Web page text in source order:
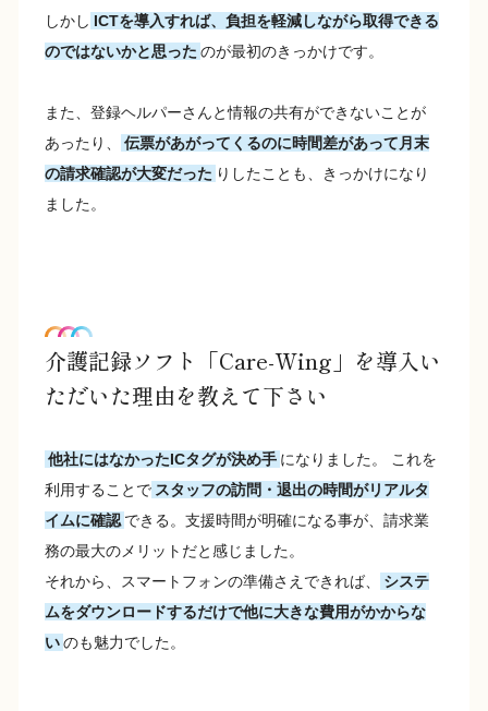
しかし ICTを導入すれば、負担を軽減しながら取得できる
のではないかと思った のが最初のきっかけです。
また、登録ヘルパーさんと情報の共有ができないことが
あったり、
伝票があがってくるのに時間差があって月末
の請求確認が大変だった りしたことも、きっかけになり
ました。
介護記録ソフト「Care-Wing」を導入い
ただいた理由を教えて下さい
他社にはなかったICタグが決め手 になりました。 これを
利用することで スタッフの訪問・退出の時間がリアルタ
イムに確認 できる。支援時間が明確になる事が、請求業
務の最大のメリットだと感じました。
それから、スマートフォンの準備さえできれば、
システ
ムをダウンロードするだけで他に大きな費用がかからな
いのも魅力でした。